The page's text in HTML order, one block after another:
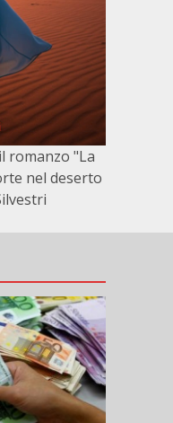
romanzo "La
nel deserto